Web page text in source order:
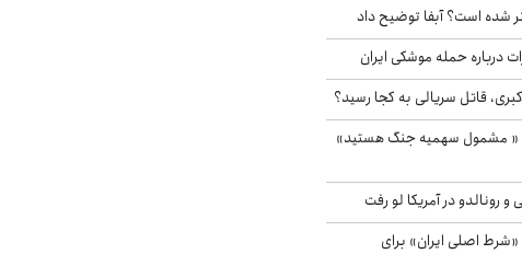
شده است؟ آبفا توضیح داد
درباره حمله موشکی ایران
قاتل سریالی به کجا رسید؟
« مشمول سهمیه جنگ هستید»
رونالدو در آمریکا لو رفت
اصلی ایران» برای